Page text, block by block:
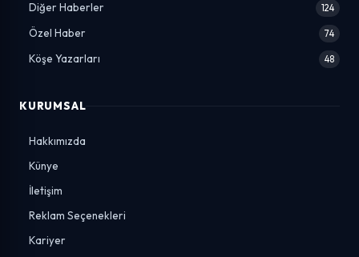
Diğer Haberler 124
Özel Haber 74
Köşe Yazarları 48
KURUMSAL
Hakkımızda
Künye
İletişim
Reklam Seçenekleri
Kariyer